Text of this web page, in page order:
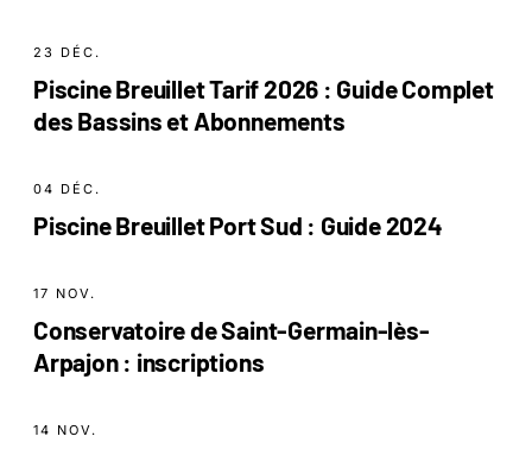
23 DÉC.
Piscine Breuillet Tarif 2026 : Guide Complet
des Bassins et Abonnements
04 DÉC.
Piscine Breuillet Port Sud : Guide 2024
17 NOV.
Conservatoire de Saint-Germain-lès-
Arpajon : inscriptions
14 NOV.